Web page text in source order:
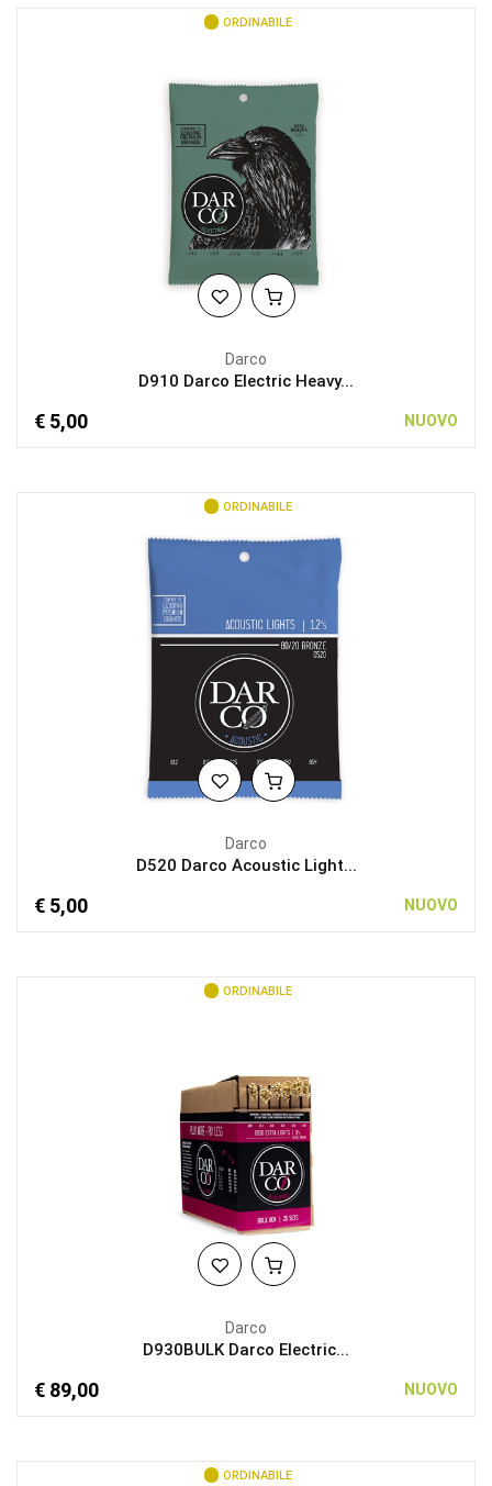
ORDINABILE
Darco
D910 Darco Electric Heavy...
€ 5,00 NUOVO
ORDINABILE
Darco
D520 Darco Acoustic Light...
€ 5,00 NUOVO
ORDINABILE
Darco
D930BULK Darco Electric...
€ 89,00 NUOVO
ORDINABILE